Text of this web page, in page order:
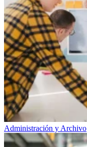
Administración y Archivo